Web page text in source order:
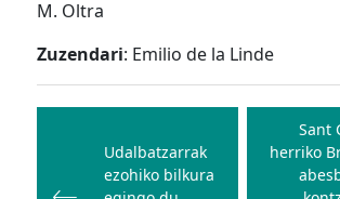
M. Oltra
Zuzendari: Emilio de la Linde
Bidalketetan
nabigatuUdalbatzarrak
ezohiko bilkura
Sant
herriko